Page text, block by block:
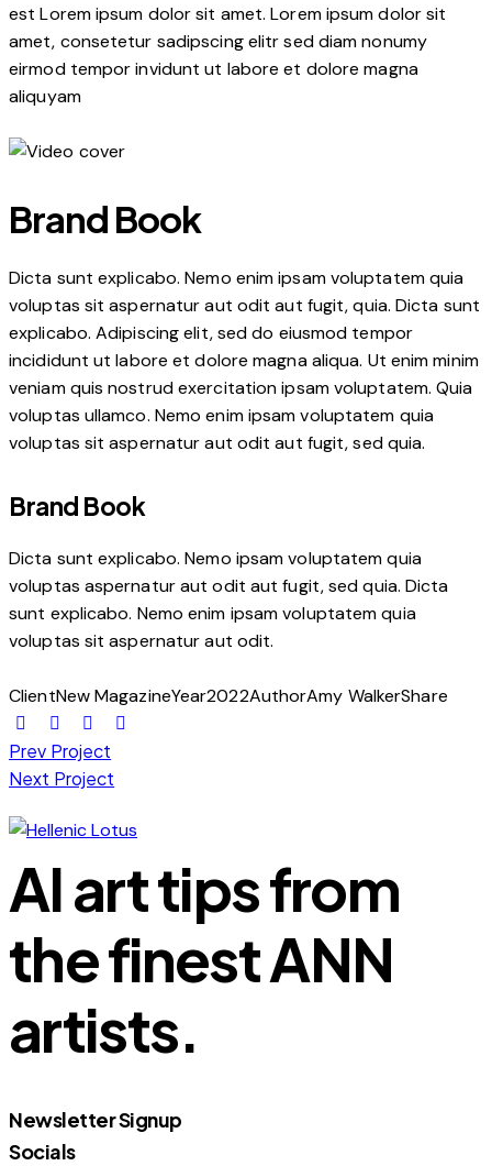
est Lorem ipsum dolor sit amet. Lorem ipsum dolor sit
amet, consetetur sadipscing elitr sed diam nonumy
eirmod tempor invidunt ut labore et dolore magna
aliquyam
Brand Book
Dicta sunt explicabo. Nemo enim ipsam voluptatem quia
voluptas sit aspernatur aut odit aut fugit, quia. Dicta sunt
explicabo. Adipiscing elit, sed do eiusmod tempor
incididunt ut labore et dolore magna aliqua. Ut enim minim
veniam quis nostrud exercitation ipsam voluptatem. Quia
voluptas ullamco. Nemo enim ipsam voluptatem quia
voluptas sit aspernatur aut odit aut fugit, sed quia.
Brand Book
Dicta sunt explicabo. Nemo ipsam voluptatem quia
voluptas aspernatur aut odit aut fugit, sed quia. Dicta
sunt explicabo. Nemo enim ipsam voluptatem quia
voluptas sit aspernatur aut odit.
ClientNew MagazineYear2022AuthorAmy WalkerShare
Beitragsnavigation
Prev Project
Next Project
AI art tips from
the finest ANN
artists.
Newsletter Signup
Socials